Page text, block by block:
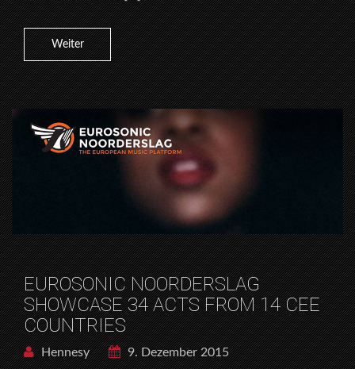
Weiter
EUROSONIC NOORDERSLAG
SHOWCASE 34 ACTS FROM 14 CEE
COUNTRIES
Hennesy
9. Dezember 2015